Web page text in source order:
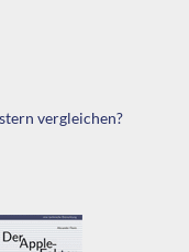
vergleichen?
Apple-
Faktor